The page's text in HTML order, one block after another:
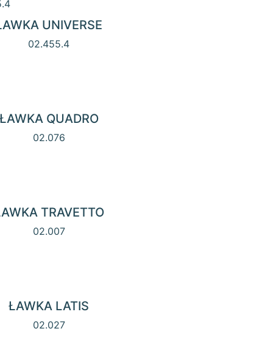
UNIVERSE
02.455.4
QUADRO
02.076
TRAVETTO
02.007
ŁAWKA LATIS
02.027